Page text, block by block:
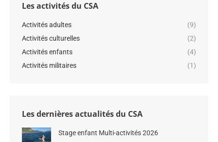
Les activités du CSA
Activités adultes
(9)
Activités culturelles
(2)
Activités enfants
(4)
Activités militaires
(1)
Les dernières actualités du CSA
Stage enfant Multi-activités 2026